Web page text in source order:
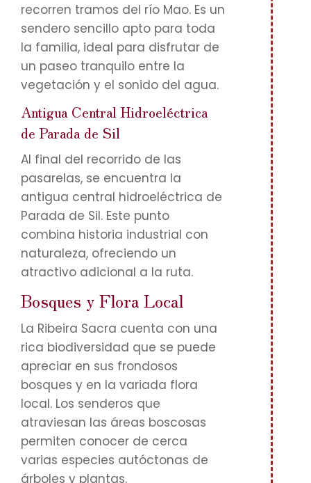
recorren tramos del río Mao. Es un
sendero sencillo apto para toda
la familia, ideal para disfrutar de
un paseo tranquilo entre la
vegetación y el sonido del agua.
Antigua Central Hidroeléctrica
de Parada de Sil
Al final del recorrido de las
pasarelas, se encuentra la
antigua central hidroeléctrica de
Parada de Sil. Este punto
combina historia industrial con
naturaleza, ofreciendo un
atractivo adicional a la ruta.
Bosques y Flora Local
La Ribeira Sacra cuenta con una
rica biodiversidad que se puede
apreciar en sus frondosos
bosques y en la variada flora
local. Los senderos que
atraviesan las áreas boscosas
permiten conocer de cerca
varias especies autóctonas de
árboles y plantas.